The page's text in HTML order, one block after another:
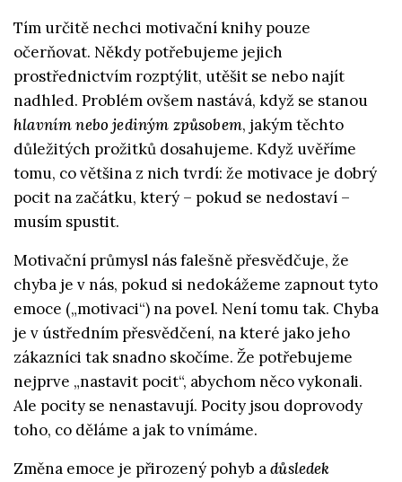
Tím určitě nechci motivační knihy pouze
očerňovat. Někdy potřebujeme jejich
prostřednictvím rozptýlit, utěšit se nebo najít
nadhled. Problém ovšem nastává, když se stanou
hlavním nebo jediným způsobem, jakým těchto
důležitých prožitků dosahujeme. Když uvěříme
tomu, co většina z nich tvrdí: že motivace je dobrý
pocit na začátku, který – pokud se nedostaví –
musím spustit.
Motivační průmysl nás falešně přesvědčuje, že
chyba je v nás, pokud si nedokážeme zapnout tyto
emoce („motivaci“) na povel. Není tomu tak. Chyba
je v ústředním přesvědčení, na které jako jeho
zákazníci tak snadno skočíme. Že potřebujeme
nejprve „nastavit pocit“, abychom něco vykonali.
Ale pocity se nenastavují. Pocity jsou doprovody
toho, co děláme a jak to vnímáme.
Změna emoce je přirozený pohyb adůsledek